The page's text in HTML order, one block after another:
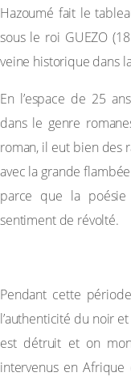
Hazoumé fait le
sous le roi GUEZO
veine historique dans
En l’espace de 25
dans le genre
roman, il eut bien des
avec la grande
parce que la
sentiment de révolté.
Pendant cette
l’authenticité du noir
est détruit et on
intervenus en Afrique